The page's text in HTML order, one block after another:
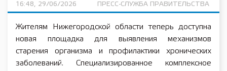
16:48, 29/06/2026 ПРЕСС-СЛУЖБА ПРАВИТЕЛЬСТВА
Жителям Нижегородской области теперь доступна
новая площадка для выявления механизмов
старения организма и профилактики хронических
заболеваний. Специализированное комплексное